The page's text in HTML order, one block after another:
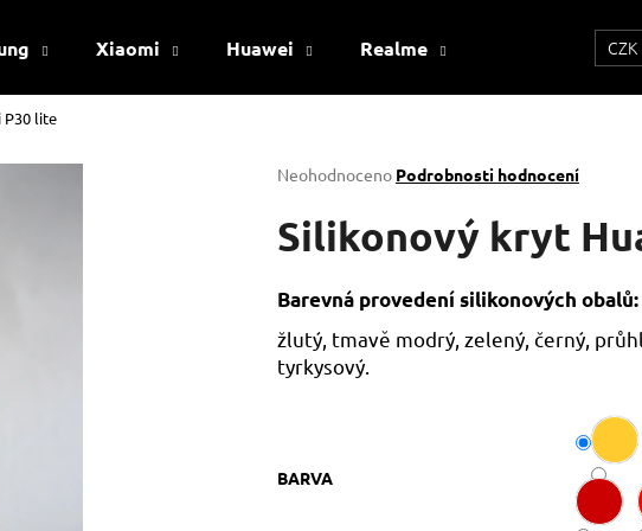
Xiaomi Huawei Realme CZK
P30 lite
Průměrné
produktu
je
5
hvězdiček.
Neohodnoceno Podrobnosti hodnocení
Silikonový kryt
Barevná provedení silikonových obalů:
žlutý, tmavě modrý, zelený, černý,
tyrkysový.
BARVA
Co potřebujete najít?
HLEDAT